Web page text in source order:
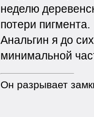
неделю
потери пигмента.
Анальгин я до
минимальной
Он разрывает